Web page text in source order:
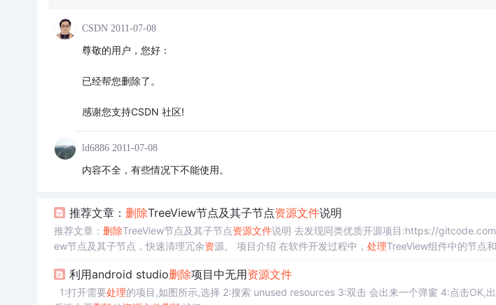
CSDN 2011-07-08
尊敬的用户，您好：
已经帮您删除了。
感谢您支持CSDN 社区!
ld6886 2011-07-08
内容不全，有些情况下不能使用。
推荐文章： 删除TreeView节点及其子节点资源文件说明
推荐文章： 删除TreeView节点及其子节点资源文件说明 去发现同类优质开源项目:https://
ew节点及其子节点，快速清理冗余资源。 项目介绍 在软件开发过程中， 处理TreeView组件中的节点
利用android studio删除项目中无用资源文件
1:打开需要处理的项目,如图所示,选择 2:搜索 unused resources 3:双击 会出来一个弹窗 4:点击OK,出来加载条,稍等一会就会有结果了,然